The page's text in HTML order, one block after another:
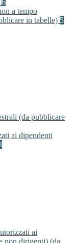
6
a tempo
in tabelle) 5
(da pubblicare
ai dipendenti
ai